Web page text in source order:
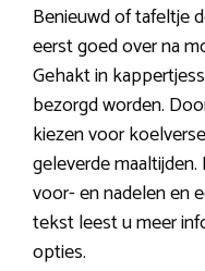
Benieuwd of tafeltje
eerst goed over na
Gehakt in
bezorgd worden.
kiezen voor
geleverde
voor- en nadelen en
tekst leest u meer
opties.